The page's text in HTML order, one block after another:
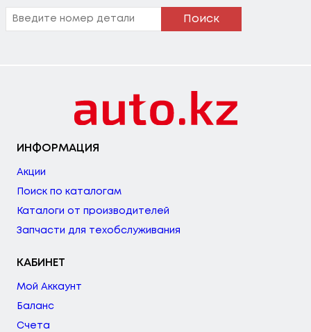
Поиск
ИНФОРМАЦИЯ
Акции
Поиск по каталогам
Каталоги от производителей
Запчасти для техобслуживания
КАБИНЕТ
Мой Аккаунт
Баланс
Счета